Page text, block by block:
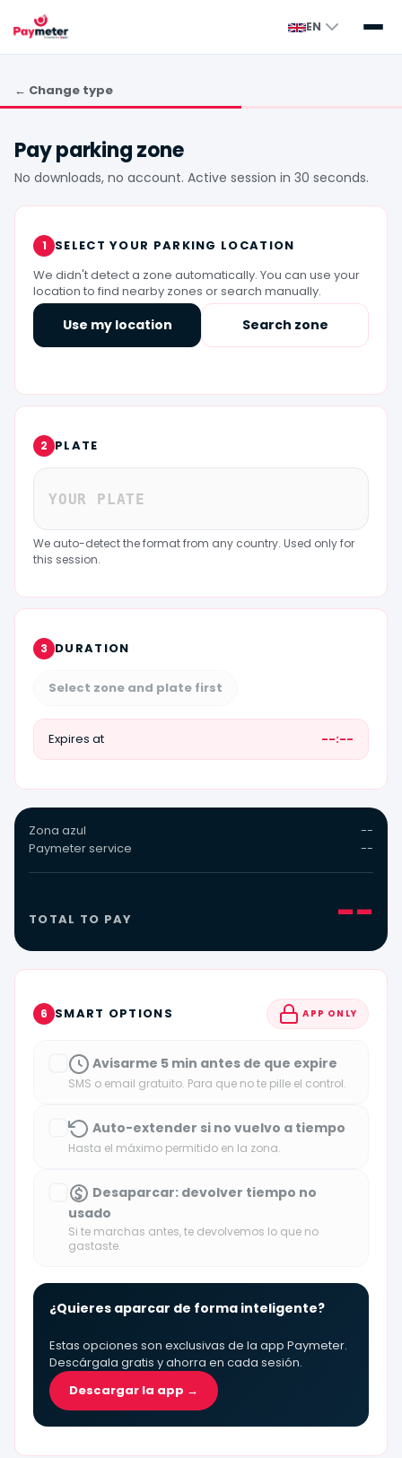
EN
← Change type
Pay parking zone
No downloads, no account. Active session in 30 seconds.
1
SELECT YOUR PARKING LOCATION
We didn't detect a zone automatically. You can use your
location to find nearby zones or search manually.
Use my location Search zone
2 PLATE
We auto-detect the format from any country. Used only for
this session.
3 DURATION
Select zone and plate first
Expires at --:--
Zona azul
--
Paymeter service
--
TOTAL TO PAY --
6 SMART OPTIONS APP ONLY
Avisarme 5 min antes de que expire
SMS o email gratuito. Para que no te pille el control.
Auto-extender si no vuelvo a tiempo
Hasta el máximo permitido en la zona.
Desaparcar: devolver tiempo no
usado
Si te marchas antes, te devolvemos lo que no
gastaste.
¿Quieres aparcar de forma inteligente?
Estas opciones son exclusivas de la app Paymeter.
Descárgala gratis y ahorra en cada sesión.
Descargar la app →